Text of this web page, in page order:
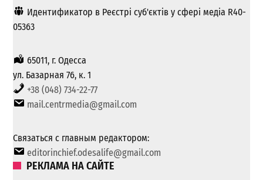
Идентификатор в Реєстрі суб'єктів у сфері медіа R40-
05363
65011, г. Одесса
ул. Базарная 76, к. 1
+38 (048) 734-22-77
mail.centrmedia@gmail.com
Связаться с главным редактором:
editorinchief.odesalife@gmail.com
РЕКЛАМА НА САЙТЕ